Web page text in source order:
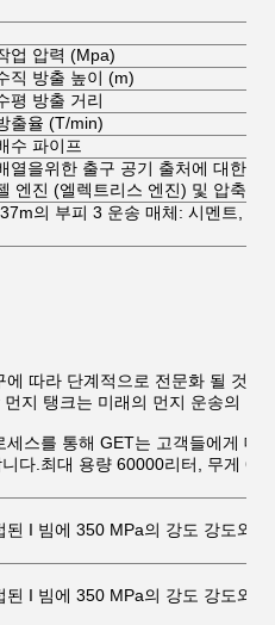
업 압력 (Mpa)
직 방출 높이 (m)
평 방출 거리
출율 (T/min)
수 파이프
열을위한 출구 공기 출처에 대한
엔진 (엘렉트리스 엔진) 및 압축기
의 부피 3 운송 매체: 시멘트, 밀
따라 단계적으로 전문화 될 것입
지 탱크는 미래의 먼지 운송의 불
스를 통해 GET는 고객들에게 대
다.최대 용량 60000리터, 무게
I 빔에 350 MPa의 강도 강도와
I 빔에 350 MPa의 강도 강도와